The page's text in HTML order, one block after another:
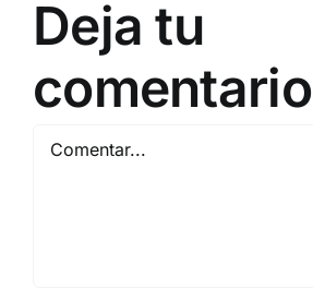
Deja tu
comentario
Comentar